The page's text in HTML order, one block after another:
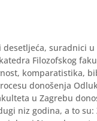
desetljeća, suradnici
Filozofskog
komparatistika,
donošenja
u Zagrebu
niz godina, a to su: